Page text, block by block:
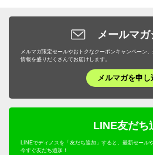
メールマ
メルマガ限定セールやおトクなクーポンキャンペーン
情報を盛りだくさんでお届けします。
メルマガを申し
LINE友だち
LINEでディノスを「友だち追加」すると、最新セール
今すぐ友だち追加！